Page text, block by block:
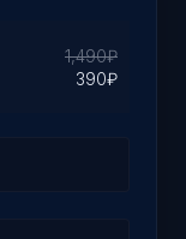
1,490₽
390₽